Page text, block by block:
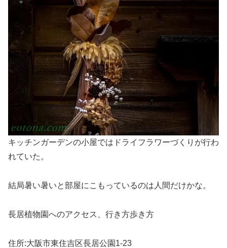
キッチンガーデンの小屋ではドライフラワーづくりが行わ
れていた。
結局暑い暑いと部屋にこもっているのは人間だけかな。
長居植物園へのアクセス、行き方歩き方
住所:大阪市東住吉区長居公園1-23